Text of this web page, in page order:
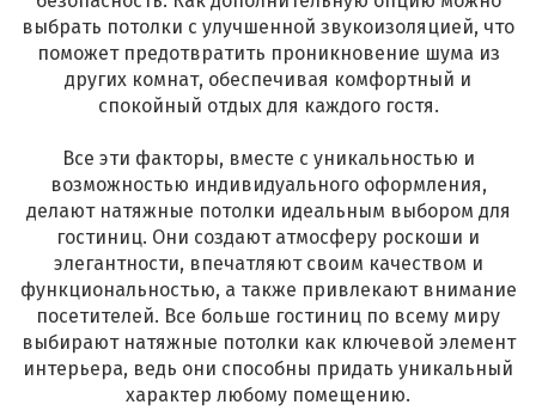
выбрать потолки с улучшенной звукоизоляцией, что
поможет предотвратить проникновение шума из
других комнат, обеспечивая комфортный и
спокойный отдых для каждого гостя.
Все эти факторы, вместе с уникальностью и
возможностью индивидуального оформления,
делают натяжные потолки идеальным выбором для
гостиниц. Они создают атмосферу роскоши и
элегантности, впечатляют своим качеством и
функциональностью, а также привлекают внимание
посетителей. Все больше гостиниц по всему миру
выбирают натяжные потолки как ключевой элемент
интерьера, ведь они способны придать уникальный
характер любому помещению.